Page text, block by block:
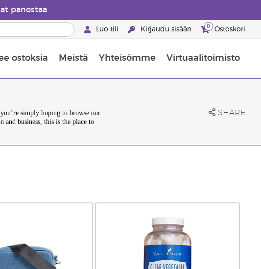
panostaa
Luo tili Kirjaudu sisään 0 Ostoskori
ostoksia Meistä Yhteisömme Virtuaalitoimisto
simply hoping to browse our
and business, this is the place to
SHARE